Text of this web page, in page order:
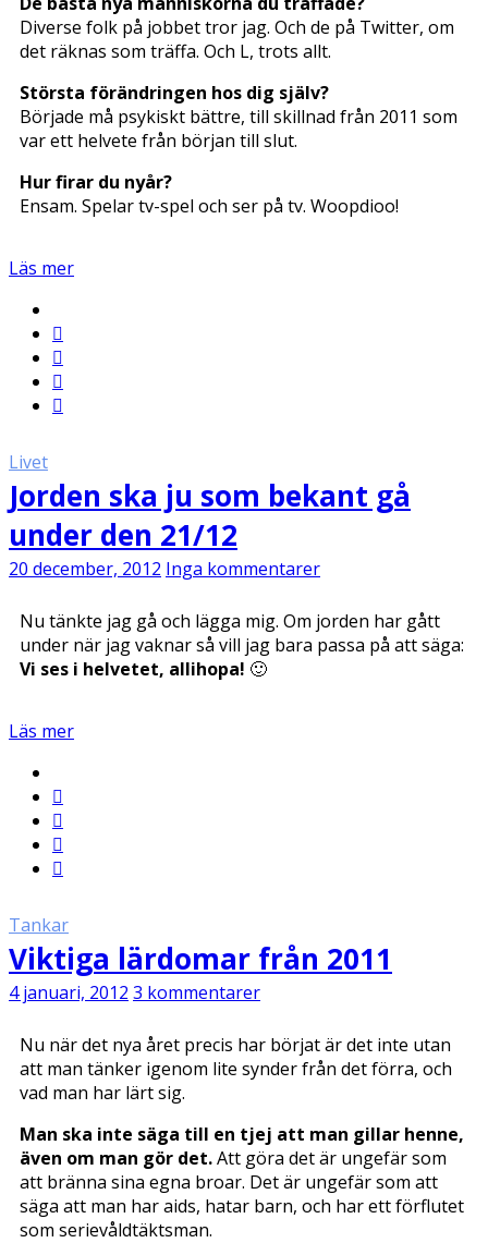
Diverse folk på jobbet tror jag. Och de på Twitter, om
det räknas som träffa. Och L, trots allt.
Största förändringen hos dig själv?
Började må psykiskt bättre, till skillnad från 2011 som
var ett helvete från början till slut.
Hur firar du nyår?
Ensam. Spelar tv-spel och ser på tv. Woopdioo!
Läs mer
Livet
Jorden ska ju som bekant gå
under den 21/12
20 december, 2012 Inga kommentarer
Nu tänkte jag gå och lägga mig. Om jorden har gått
under när jag vaknar så vill jag bara passa på att säga:
Vi ses i helvetet, allihopa! 🙂
Läs mer
Tankar
Viktiga lärdomar från 2011
4 januari, 2012 3 kommentarer
Nu när det nya året precis har börjat är det inte utan
att man tänker igenom lite synder från det förra, och
vad man har lärt sig.
Man ska inte säga till en tjej att man gillar henne,
även om man gör det.Att göra det är ungefär som
att bränna sina egna broar. Det är ungefär som att
säga att man har aids, hatar barn, och har ett förflutet
som serievåldtäktsman.